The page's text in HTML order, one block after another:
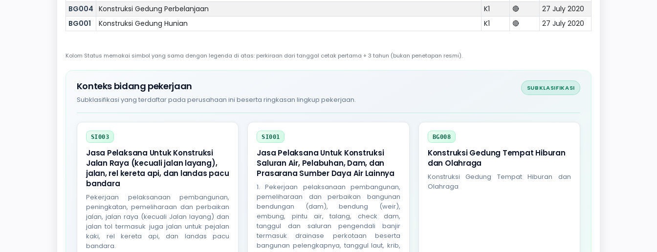
BG004 Konstruksi Gedung Perbelanjaan K1 🔴
27 July 2020
BG001
Konstruksi Gedung Hunian K1 🔴 27 July 2020
Kolom Status memakai simbol yang sama dengan legenda di atas: perkiraan dari tanggal cetak pertama + 3 tahun (bukan penetapan resmi).
Konteks bidang pekerjaan
Subklasifikasi yang terdaftar pada perusahaan ini beserta ringkasan lingkup pekerjaan.
SUBKLASIFIKASI
SI003
Jasa Pelaksana Untuk Konstruksi
Jalan Raya (kecuali jalan layang),
jalan, rel kereta api, dan landas pacu
bandara
Pekerjaan pelaksanaan pembangunan,
peningkatan, pemeliharaan dan perbaikan
jalan, jalan raya (kecuali Jalan layang) dan
jalan tol termasuk juga jalan untuk pejalan
kaki, rel kereta api, dan landas pacu
bandara.
SI001
Jasa Pelaksana Untuk Konstruksi
Saluran Air, Pelabuhan, Dam, dan
Prasarana Sumber Daya Air Lainnya
1. Pekerjaan pelaksanaan pembangunan,
pemeliharaan dan perbaikan bangunan
bendungan (dam), bendung (weir),
embung, pintu air, talang, check dam,
tanggul dan saluran pengendali banjir
termasuk drainase perkotaan beserta
bangunan pelengkapnya, tanggul laut, krib,
BG008
Konstruksi Gedung Tempat Hiburan
dan Olahraga
Konstruksi Gedung Tempat Hiburan dan
Olahraga